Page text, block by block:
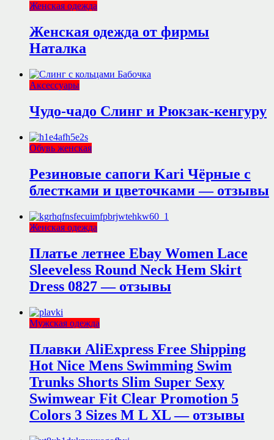
Женская одежда
Женская одежда от фирмы
Наталка
Аксессуары
Чудо-чадо Слинг и Рюкзак-кенгуру
Обувь женская
Резиновые сапоги Kari Чёрные с
блестками и цветочками — отзывы
Женская одежда
Платье летнее Ebay Women Lace
Sleeveless Round Neck Hem Skirt
Dress 0827 — отзывы
Мужская одежда
Плавки AliExpress Free Shipping
Hot Nice Mens Swimming Swim
Trunks Shorts Slim Super Sexy
Swimwear Fit Clear Promotion 5
Colors 3 Sizes M L XL — отзывы